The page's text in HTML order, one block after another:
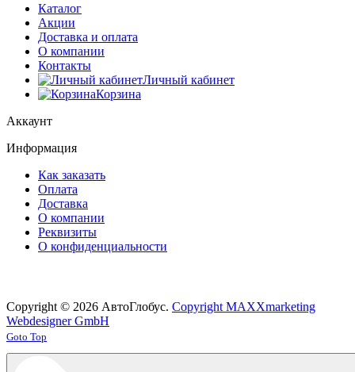
Каталог
Акции
Доставка и оплата
О компании
Контакты
Личный кабинет
Корзина
Аккаунт
Информация
Как заказать
Оплата
Доставка
О компании
Реквизиты
О конфиденциальности
Copyright © 2026 АвтоГлобус. Copyright MAXXmarketing
Webdesigner GmbH
Joomla! 3 Templates
Goto Top